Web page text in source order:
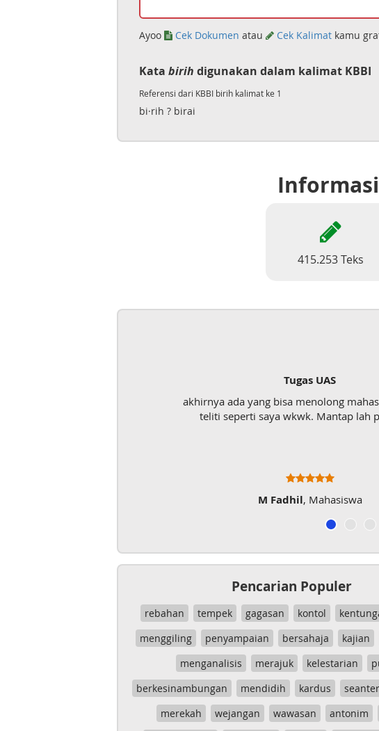
Ayoo Cek Dokumen atau Cek Kalimatkamu
Kata birih digunakan dalam kalimat KBBI
Referensi dari KBBI birih kalimat ke 1
bi·rih ? birai
415.253 Teks
Tugas UAS
akhirnya ada yang bisa menolong
teliti seperti saya wkwk. Mantap lah
M Fadhil, Mahasiswa
Pencarian Populer
rebahan tempek gagasan kontol
menggiling
penyampaian bersahaja kajian
menganalisis
merajuk kelestarian
berkesinambungan
mendidih kardus
merekah
wejangan wawasan antonim